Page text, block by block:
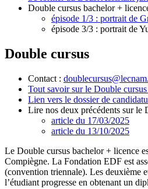
Double cursus bachelor +
épisode 1/3 : portrait de
épisode 3/3 : portrait de
Double cursus
Contact :
Tout savoir sur le Double
Lien vers le dossier de
Lire nos deux précédents sur le
article du 17/03/2025
article du 13/10/2025
Le Double cursus bachelor + licence
Compiègne. La Fondation EDF est
(convention triennale). Les deuxième
l’étudiant progresse en obtenant un